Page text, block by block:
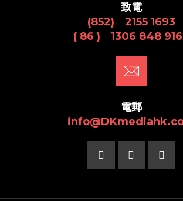
致電
(852) 2155 1693
( 86 ) 1306 848
電郵